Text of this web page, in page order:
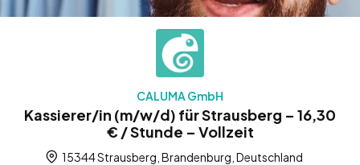
CALUMA GmbH
Kassierer/in (m/w/d) für Strausberg – 16,30
€ / Stunde – Vollzeit
15344 Strausberg, Brandenburg, Deutschland